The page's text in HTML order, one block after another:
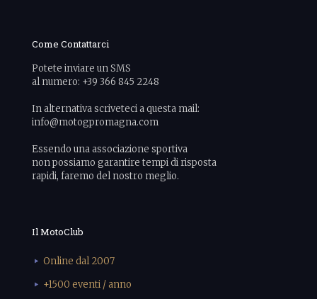
Come Contattarci
Potete inviare un SMS
al numero: +39 366 845 2248
In alternativa scriveteci a questa mail:
info@motogpromagna.com
Essendo una associazione sportiva
non possiamo garantire tempi di risposta
rapidi, faremo del nostro meglio.
Il MotoClub
Online dal 2007
+1500 eventi / anno